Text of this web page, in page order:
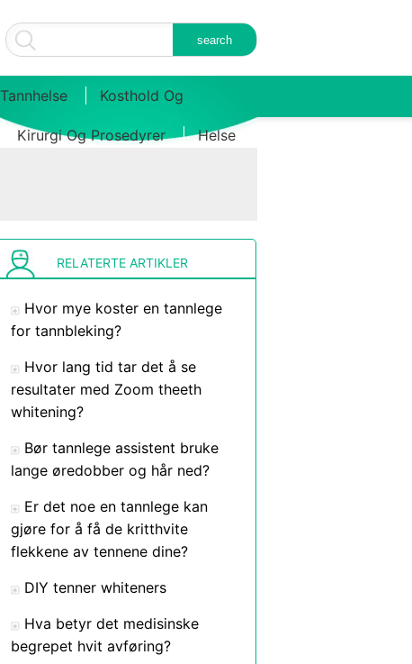
Tannhelse Kosthold Og
Kirurgi Og Prosedyrer Helse
RELATERTE ARTIKLER
Hvor mye koster en tannlege
for tannbleking?
Hvor lang tid tar det å se
resultater med Zoom theeth
whitening?
Bør tannlege assistent bruke
lange øredobber og hår ned?
Er det noe en tannlege kan
gjøre for å få de kritthvite
flekkene av tennene dine?
DIY tenner whiteners
Hva betyr det medisinske
begrepet hvit avføring?